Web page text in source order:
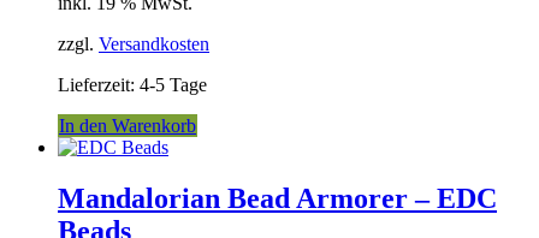
zzgl. Versandkosten
Lieferzeit: 4-5 Tage
In den Warenkorb
Mandalorian Bead Armorer – EDC
Beads